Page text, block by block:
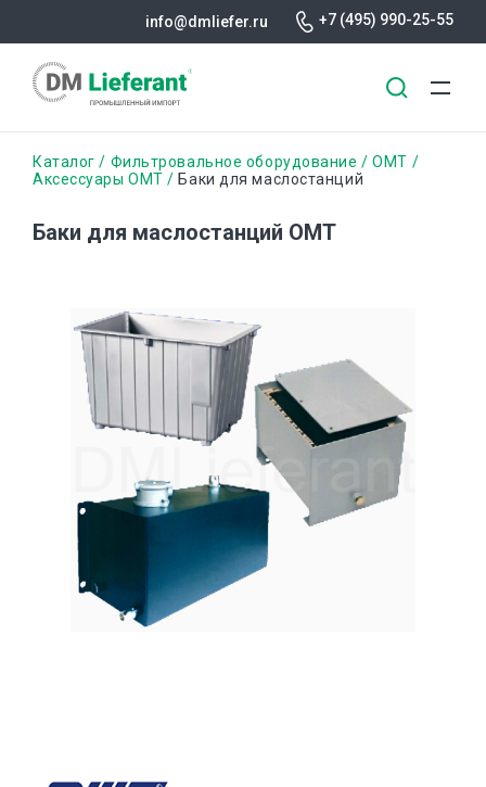
содержанию
info@dmliefer.ru +7 (495) 990-25-55
Строка
Каталог Фильтровальное оборудование
OMT
Аксессуары OMT
Баки для маслостанций
Баки для маслостанций OMT